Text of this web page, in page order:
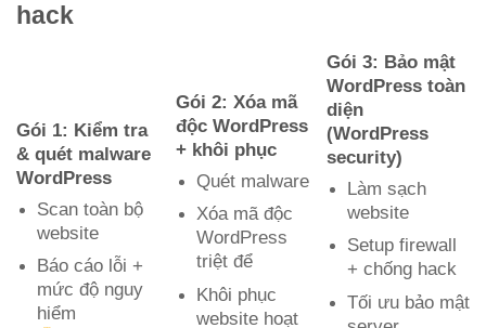
hack
Gói 1: Kiểm tra
& quét malware
WordPress
Scan toàn bộ
website
Báo cáo lỗi +
mức độ nguy
hiểm
Gói 2: Xóa mã
độc WordPress
+ khôi phục
Quét malware
Xóa mã độc
WordPress
triệt để
Khôi phục
website hoạt
Gói 3: Bảo mật
WordPress toàn
diện
(WordPress
security)
Làm sạch
website
Setup firewall
+ chống hack
Tối ưu bảo mật